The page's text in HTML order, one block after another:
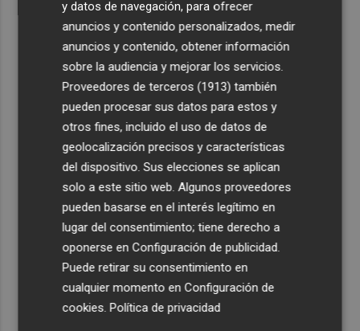
y datos de navegación, para ofrecer
anuncios y contenido personalizados, medir
anuncios y contenido, obtener información
sobre la audiencia y mejorar los servicios.
Proveedores de terceros (1913) también
pueden procesar sus datos para estos y
otros fines, incluido el uso de datos de
geolocalización precisos y características
del dispositivo. Sus elecciones se aplican
solo a este sitio web. Algunos proveedores
pueden basarse en el interés legítimo en
lugar del consentimiento; tiene derecho a
oponerse enConfiguración de publicidad
Puede retirar su consentimiento en
cualquier momento enConfiguración de
cookies .Política de privacidad